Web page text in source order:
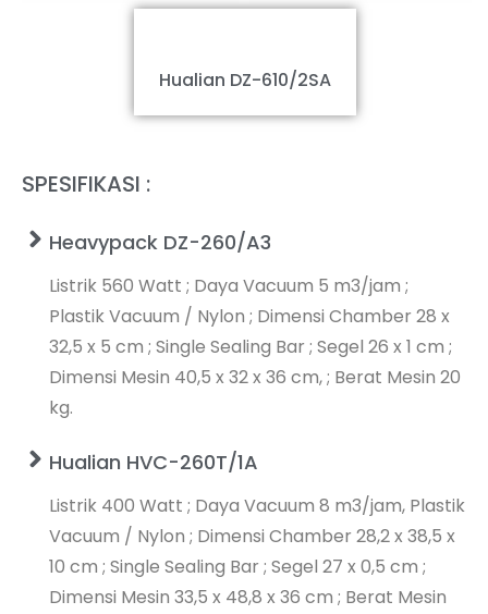
Hualian DZ-610/2SA
SPESIFIKASI :
Heavypack DZ-260/A3
Listrik 560 Watt ; Daya Vacuum 5 m3/jam ;
Plastik Vacuum / Nylon ; Dimensi Chamber 28 x
32,5 x 5 cm ; Single Sealing Bar ; Segel 26 x 1 cm ;
Dimensi Mesin 40,5 x 32 x 36 cm, ; Berat Mesin 20
kg.
Hualian HVC-260T/1A
Listrik 400 Watt ; Daya Vacuum 8 m3/jam, Plastik
Vacuum / Nylon ; Dimensi Chamber 28,2 x 38,5 x
10 cm ; Single Sealing Bar ; Segel 27 x 0,5 cm ;
Dimensi Mesin 33,5 x 48,8 x 36 cm ; Berat Mesin